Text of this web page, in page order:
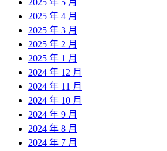
2025 年 5 月
2025 年 4 月
2025 年 3 月
2025 年 2 月
2025 年 1 月
2024 年 12 月
2024 年 11 月
2024 年 10 月
2024 年 9 月
2024 年 8 月
2024 年 7 月